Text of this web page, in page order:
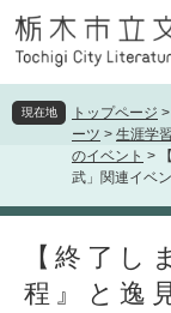
ー
の
。
ニ
ー
て
現在地 トップページ >
ーツ > 生涯学
のイベント >
武」関連イベ
【終了し
程』と逸